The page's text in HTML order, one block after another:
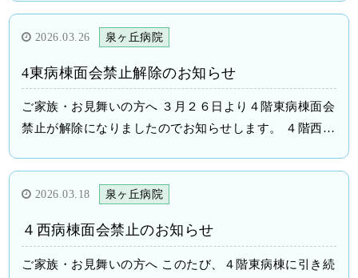
６月１２日 医療法人保仁会 泉ヶ丘病
療法人 保仁会 泉ヶ丘病院 院長
2026.03.26 泉ヶ丘病院
4東病棟面会禁止解除のお知らせ
ご家族・お見舞いの方へ ３月２６日より４階東病棟面会
禁止が解除になりましたのでお知らせします。 ４階西病
お願い申し上げます。 令和８年３月２６日 医療法人
保仁会 泉ヶ丘病院 院長
2026.03.18 泉ヶ丘病院
４西病棟面会禁止のお知らせ
ご家族・お見舞いの方へ このたび、４階東病棟に引き続